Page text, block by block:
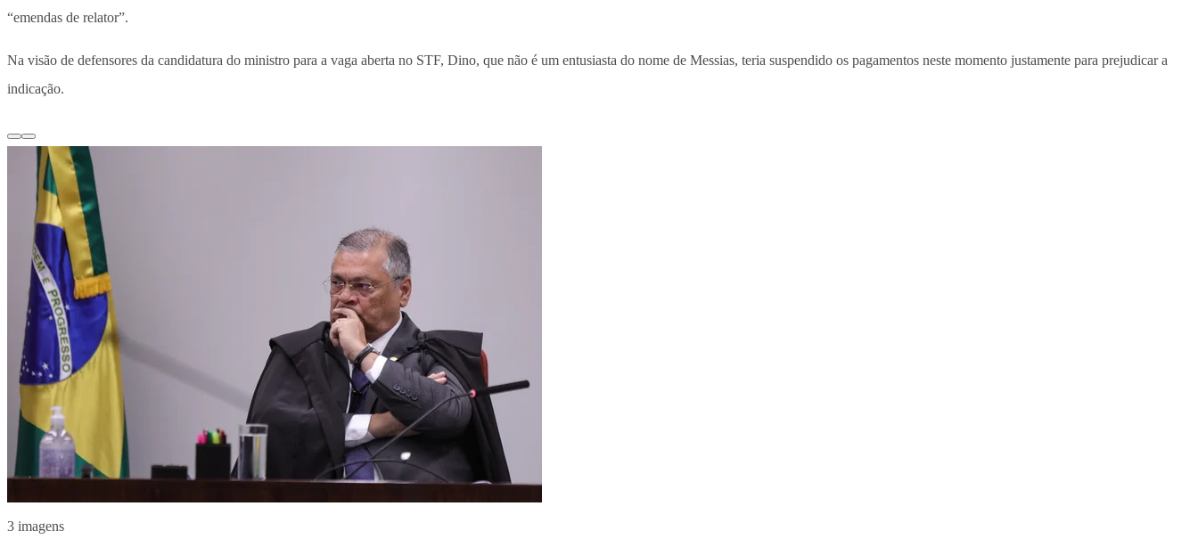
“emendas de relator”.
Na visão de defensores da candidatura do ministro para a vaga aberta no STF, Dino, que não é um entusiasta do nome de Messias, teria suspendido os pagamentos neste momento justamente para prejudicar a
indicação.
3 imagens